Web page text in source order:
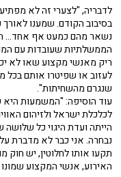
לדבריה, "לצערי זה לא
בסיבוב הקודם. שמענו
נשאר מהם כמעט אף אחד...
הממשלתיות שעובדות עם
ריק מאנשי מקצוע שאו לא
לעזוב או שפיטרו אותם בכל
שנגרם מהשחיתות".
עוד הוסיפה: "המשמעות
לכלכלת ישראל ולזיהום
הייתה ועדת היגוי כל
נבחרה. אני כבר לא מדברת
תקעו אותו לחלוטין, יש
האירוע, אנשי המקצוע